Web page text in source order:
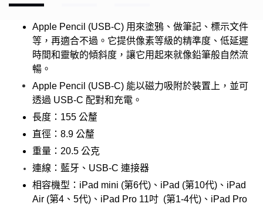
Apple Pencil (USB-C) 用來塗鴉、做筆記、標示文件
等，再適合不過。它提供像素等級的精準度、低延遲
時間和靈敏的傾斜度，讓它用起來就像鉛筆般自然流
暢。
Apple Pencil (USB-C) 能以磁力吸附於裝置上，並可
透過 USB-C 配對和充電。
長度：155 公釐
直徑：8.9 公釐
重量：20.5 公克
​連線： 藍牙、USB-C 連接器
相容機型：iPad mini (第6代)、iPad (第10代)、iPad
Air (第4、5代)、iPad Pro 11吋 (第1-4代)、iPad Pro